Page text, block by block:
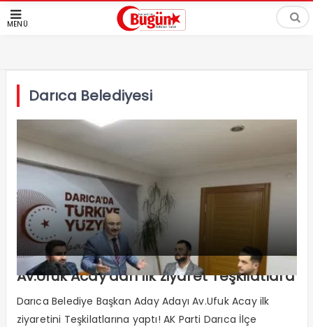
MENÜ
Darıca Belediyesi
Av.Ufuk Acay’dan ilk ziyaret Teşkilatlara
Darıca Belediye Başkan Aday Adayı Av.Ufuk Acay ilk
ziyaretini Teşkilatlarına yaptı! AK Parti Darıca İlçe